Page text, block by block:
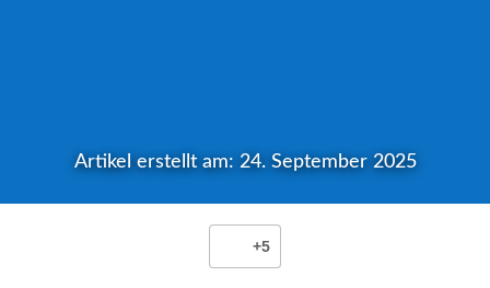
Artikel erstellt am: 24. September 2025
+5